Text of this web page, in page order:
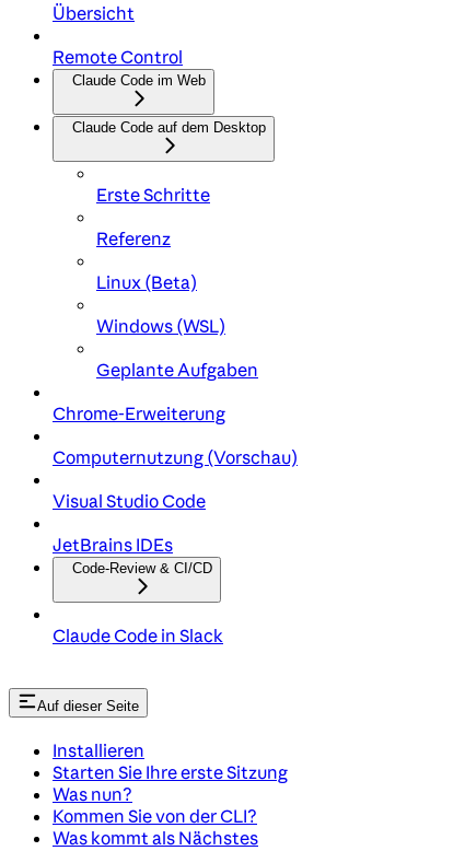
Übersicht
Remote Control
Claude Code im Web
Claude Code auf dem Desktop
Erste Schritte
Referenz
Linux (Beta)
Windows (WSL)
Geplante Aufgaben
Chrome-Erweiterung
Computernutzung (Vorschau)
Visual Studio Code
JetBrains IDEs
Code-Review & CI/CD
Claude Code in Slack
Auf dieser Seite
Installieren
Starten Sie Ihre erste Sitzung
Was nun?
Kommen Sie von der CLI?
Was kommt als Nächstes